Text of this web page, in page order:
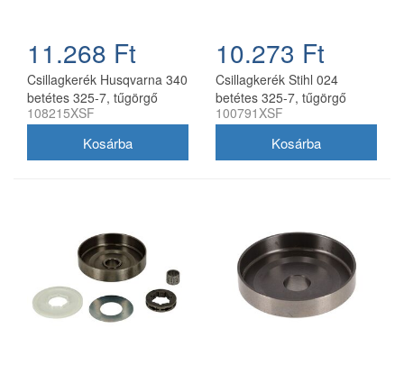
11.268 Ft
Csillagkerék Husqvarna 340
betétes 325-7, tűgörgő
nélkül oregon utángyártott
108215XSF
10.273 Ft
Csillagkerék Stihl 024
betétes 325-7, tűgörgő
nélkül oregon utángyártott
100791XSF